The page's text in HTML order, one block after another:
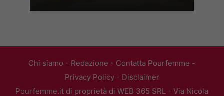
Chi siamo - Redazione - Contatta Pourfemme -
Privacy Policy- Disclaimer
Pourfemme.it di proprietà di WEB 365 SRL - Via Nicola